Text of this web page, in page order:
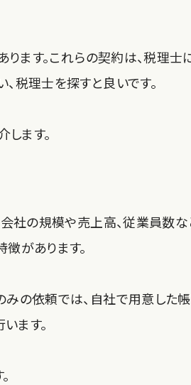
ります。これらの契約は、税理士
税理士を探すと良いです。
ます。
社の規模や売上高、従業員数な
があります。
の依頼では、自社で用意した
ます。